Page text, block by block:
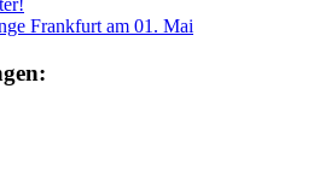
Frankfurt am 01. Mai